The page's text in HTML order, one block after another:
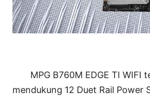
MPG B760M EDGE TI WIFI
mendukung 12 Duet Rail Power